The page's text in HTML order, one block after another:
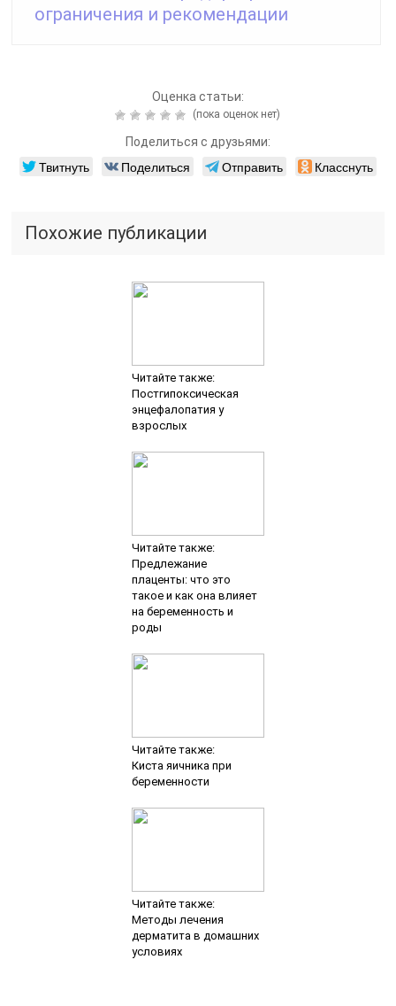
ограничения и рекомендации
Оценка статьи:
(пока оценок нет)
Поделиться с друзьями:
Твитнуть Поделиться Отправить Класснуть
Похожие публикации
Читайте также:
Постгипоксическая
энцефалопатия у
взрослых
Читайте также:
Предлежание
плаценты: что это
такое и как она влияет
на беременность и
роды
Читайте также:
Киста яичника при
беременности
Читайте также:
Методы лечения
дерматита в домашних
условиях